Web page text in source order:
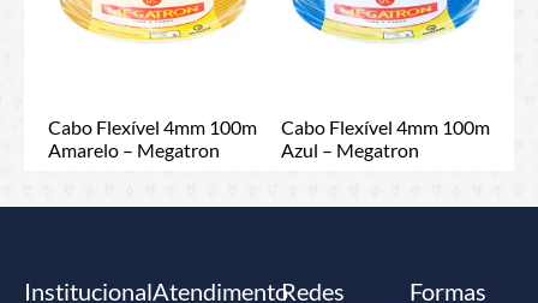
Cabo Flexível 4mm 100m
Amarelo – Megatron
Cabo Flexível 4mm 100m
Azul – Megatron
InstitucionalAtendimentoRedes
Formas